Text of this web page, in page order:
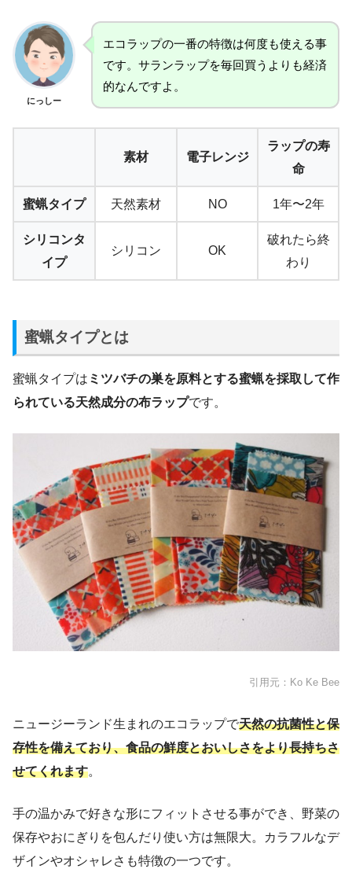
にっしー
エコラップの一番の特徴は何度も使える事
です。サランラップを毎回買うよりも経済
的なんですよ。
素材 電子レンジ
ラップの寿
命
蜜蝋タイプ 天然素材 NO 1年〜2年
シリコンタ
イプ
シリコン OK
破れたら終
わり
蜜蝋タイプとは
蜜蝋タイプは ミツバチの巣を原料とする蜜蝋を採取して作
られている天然成分の布ラップです。
引用元：Ko Ke Bee
ニュージーランド生まれのエコラップで天然の抗菌性と保
存性を備えており、食品の鮮度とおいしさをより長持ちさ
せてくれます。
手の温かみで好きな形にフィットさせる事ができ、野菜の
保存やおにぎりを包んだり使い方は無限大。カラフルなデ
ザインやオシャレさも特徴の一つです。